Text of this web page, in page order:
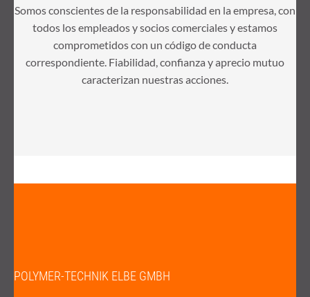
Somos conscientes de la responsabilidad en la empresa, con
todos los empleados y socios comerciales y estamos
comprometidos con un código de conducta
correspondiente. Fiabilidad, confianza y aprecio mutuo
caracterizan nuestras acciones.
POLYMER-TECHNIK ELBE GMBH